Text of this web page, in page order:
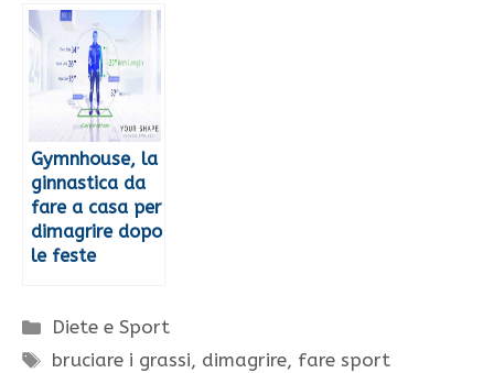
Gymnhouse, la
ginnastica da
fare a casa per
dimagrire dopo
le feste
Categorie
Diete e Sport
Tag
bruciare i grassi, dimagrire, fare sport